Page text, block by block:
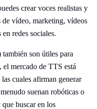
crear voces realistas y
de vídeo, marketing, vídeos
redes sociales.
son útiles para
mercado de TTS está
cuales afirman generar
suenan robóticas o
que buscar en los